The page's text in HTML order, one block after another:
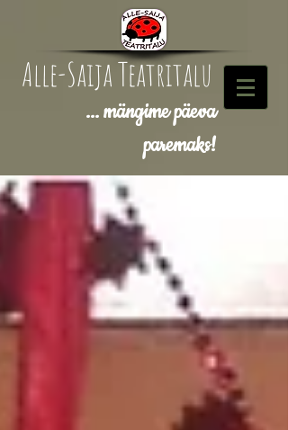
Alle-Saija Teatritalu
... mängime päeva
paremaks!